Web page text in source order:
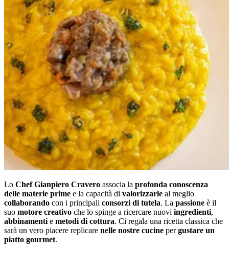
Lo Chef Gianpiero Cravero associa la profonda conoscenza
delle materie prime e la capacità di valorizzarle al meglio
collaborando con i principali consorzi di tutela. La passione è il
suo motore creativo che lo spinge a ricercare nuovi ingredienti,
abbinamenti e metodi di cottura. Ci regala una ricetta classica che
sarà un vero piacere replicare nelle nostre cucine pergustare un
piatto gourmet.